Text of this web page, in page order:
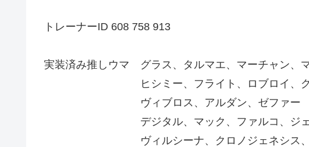
トレーナーID 608 758 913
実装済み推しウマ グラス、タルマエ、マーチャン、
ヒシミー、フライト、ロブロイ、ク
ヴィブロス、アルダン、ゼファー
デジタル、マック、ファルコ、ジェ
ヴィルシーナ、クロノジェネシス、